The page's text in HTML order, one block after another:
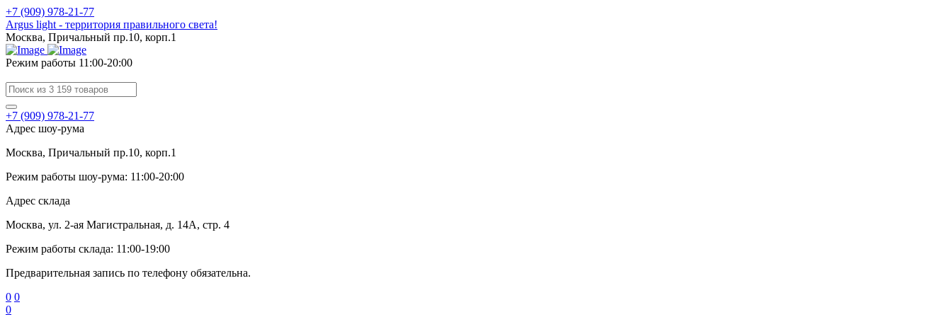
+7 (909) 978-21-77
Argus light - территория правильного света!
Москва, Причальный пр.10, корп.1
Режим работы 11:00-20:00
+7 (909) 978-21-77
Адрес шоу-рума
Москва, Причальный пр.10, корп.1
Режим работы шоу-рума: 11:00-20:00
Адрес склада
Москва, ул. 2-ая Магистральная, д. 14А, стр. 4
Режим работы склада: 11:00-19:00
Предварительная запись по телефону обязательна.
0 0
0